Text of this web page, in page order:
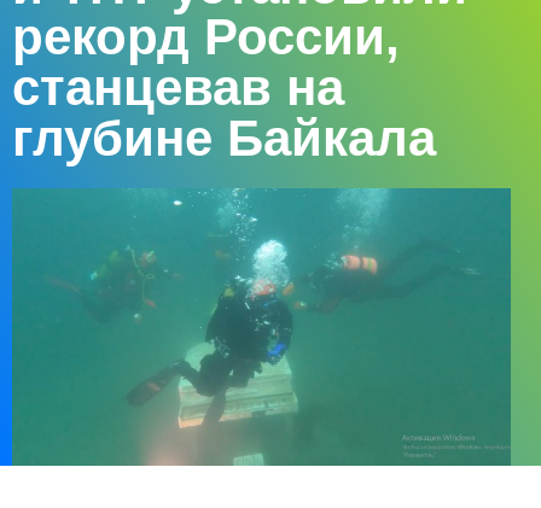
рекорд России,
станцевав на
глубине Байкала